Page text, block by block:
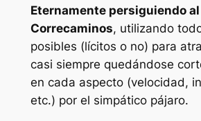
Eternamente persiguiendo al
Correcaminos, utilizando
posibles (lícitos o no) para
casi siempre quedándose
en cada aspecto (velocidad,
etc.) por el simpático pájaro.